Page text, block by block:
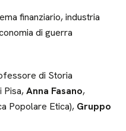
finanziario, industria
di guerra
di Storia
Pisa,Anna Fasano,
Popolare Etica), Gruppo